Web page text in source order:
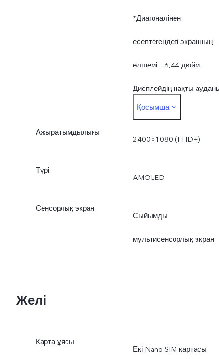
*Диагоналінен
есептегендегі экранның
өлшемі – 6,44 дюйм.
Дисплейдің нақты
сәл кішірек.
Қосымша
Ажыратымдылығы
2400×1080 (FHD+)
Түрі
AMOLED
Сенсорлық экран
Сыйымды
мультисенсорлық экран
Желі
Карта ұясы
Екі Nano SIM картасы